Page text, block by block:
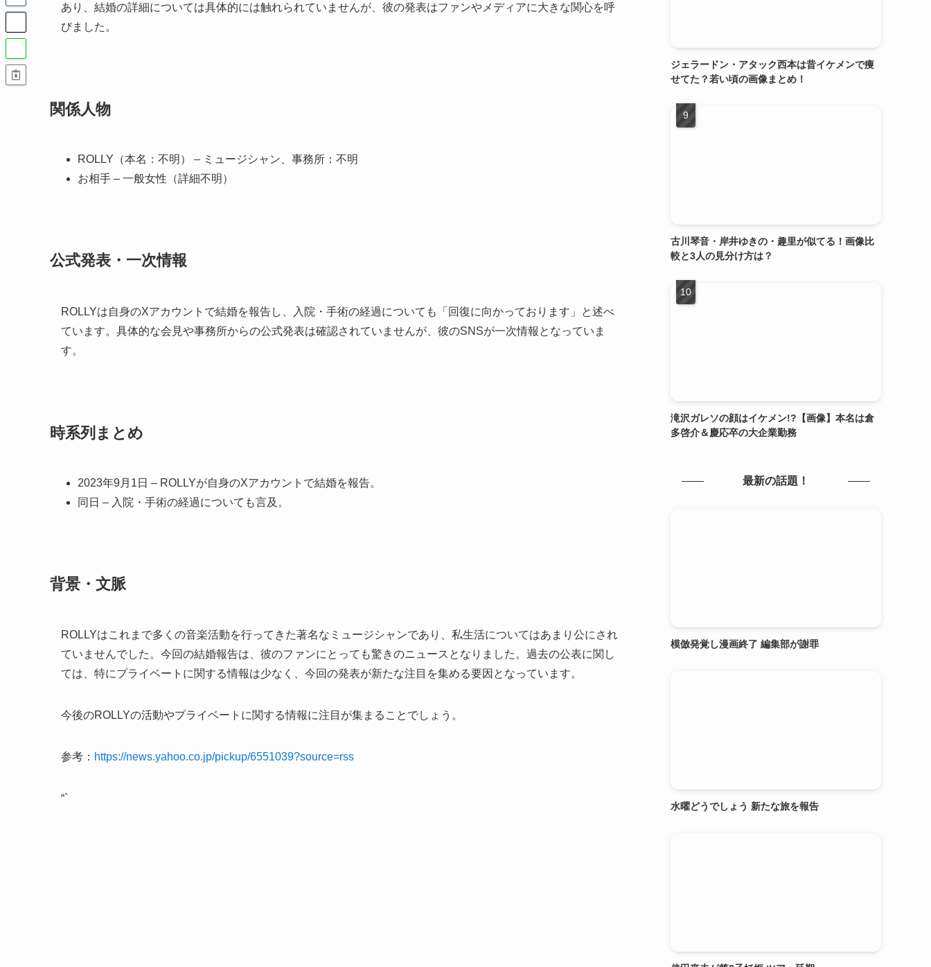
あり、結婚の詳細については具体的には触れられていませんが、彼の発表はファンやメディアに大きな関心を呼
びました。
関係人物
ROLLY（本名：不明） – ミュージシャン、事務所：不明
お相手 – 一般女性（詳細不明）
公式発表・一次情報
ROLLYは自身のXアカウントで結婚を報告し、入院・手術の経過についても「回復に向かっております」と述べ
ています。具体的な会見や事務所からの公式発表は確認されていませんが、彼のSNSが一次情報となっていま
す。
時系列まとめ
2023年9月1日 – ROLLYが自身のXアカウントで結婚を報告。
同日 – 入院・手術の経過についても言及。
背景・文脈
ROLLYはこれまで多くの音楽活動を行ってきた著名なミュージシャンであり、私生活についてはあまり公にされ
ていませんでした。今回の結婚報告は、彼のファンにとっても驚きのニュースとなりました。過去の公表に関し
ては、特にプライベートに関する情報は少なく、今回の発表が新たな注目を集める要因となっています。
今後のROLLYの活動やプライベートに関する情報に注目が集まることでしょう。
参考： https://news.yahoo.co.jp/pickup/6551039?source=rss
“`
ジェラードン・アタック西本は昔イケメンで痩
せてた？若い頃の画像まとめ！
古川琴音・岸井ゆきの・趣里が似てる！画像比
較と3人の見分け方は？
滝沢ガレソの顔はイケメン!?【画像】本名は倉
多啓介＆慶応卒の大企業勤務
最新の話題！
模倣発覚し漫画終了 編集部が謝罪
水曜どうでしょう 新たな旅を報告